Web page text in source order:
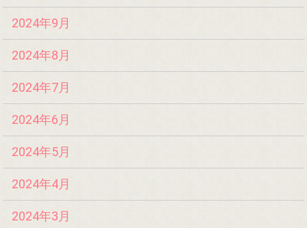
2024年9月
2024年8月
2024年7月
2024年6月
2024年5月
2024年4月
2024年3月